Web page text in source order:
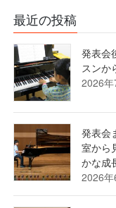
最近の投稿
発表会
スンか
2026
発表会
室から
かな成
2026